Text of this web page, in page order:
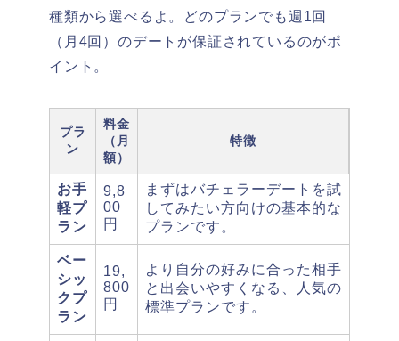
種類から選べるよ。どのプランでも週1回
（月4回）のデートが保証されているのがポ
イント。
プラ
ン
料金
（月
額）
特徴
お手
軽プ
ラン
9,8
00
円
まずはバチェラーデートを試
してみたい方向けの基本的な
プランです。
ベー
シッ
クプ
ラン
19,
800
円
より自分の好みに合った相手
と出会いやすくなる、人気の
標準プランです。